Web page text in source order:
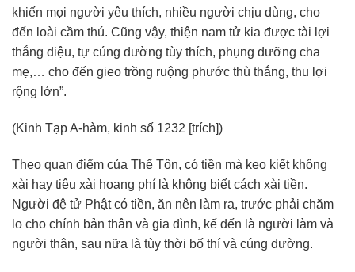
khiến mọi người yêu thích, nhiều người chịu dùng, cho
đến loài cầm thú. Cũng vậy, thiện nam tử kia được tài lợi
thắng diệu, tự cúng dường tùy thích, phụng dưỡng cha
mẹ,… cho đến gieo trồng ruộng phước thù thắng, thu lợi
rộng lớn”.
(Kinh Tạp A-hàm, kinh số 1232 [trích])
Theo quan điểm của Thế Tôn, có tiền mà keo kiết không
xài hay tiêu xài hoang phí là không biết cách xài tiền.
Người đệ tử Phật có tiền, ăn nên làm ra, trước phải chăm
lo cho chính bản thân và gia đình, kế đến là người làm và
người thân, sau nữa là tùy thời bố thí và cúng dường.